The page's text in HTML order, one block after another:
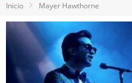
Inicio Mayer Hawthorne